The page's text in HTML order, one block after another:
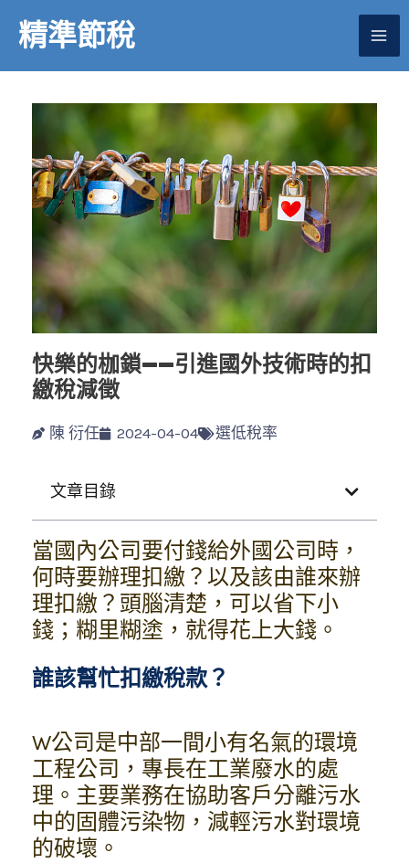
精準節稅
快樂的枷鎖——引進國外技術時的扣
繳稅減徵
陳 衍任 2024-04-04 選低稅率
文章目錄
當國內公司要付錢給外國公司時，
何時要辦理扣繳？以及該由誰來辦
理扣繳？頭腦清楚，可以省下小
錢；糊里糊塗，就得花上大錢。
誰該幫忙扣繳稅款？
W公司是中部一間小有名氣的環境
工程公司，專長在工業廢水的處
理。主要業務在協助客戶分離污水
中的固體污染物，減輕污水對環境
的破壞。